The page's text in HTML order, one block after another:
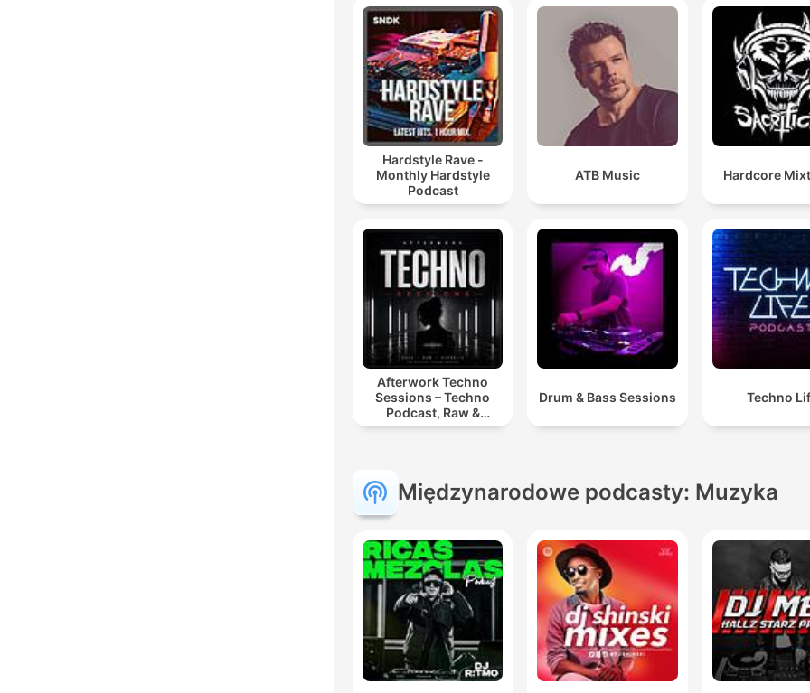
Hardstyle Rave -
Monthly Hardstyle
Podcast
ATB Music Hardcore
Afterwork Techno
Sessions – Techno
Podcast, Raw &
Hypnotic Techno
Drum & Bass Sessions Techno
Międzynarodowe podcasty: Muzyka